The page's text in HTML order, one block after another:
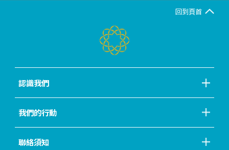
回到頁首
認識我們
我們的行動
聯絡須知